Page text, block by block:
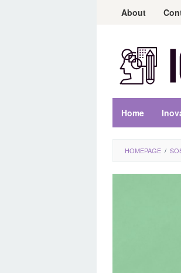
LoncatAbout
Home
HOMEPAGE /